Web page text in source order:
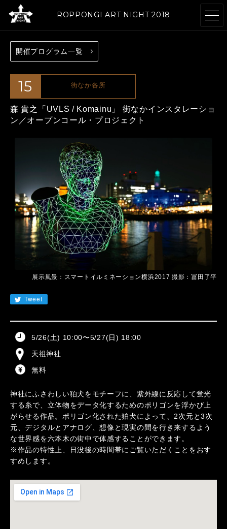
ROPPONGI ART NIGHT 2018
開催概要
プログラム
PROGRAMS
アーティスト
参加施設・
ギャラリー
GALLERIES
& FACILITIES
RESTAURANTS
& SHOPS
JA EN
CN
KR
開催プログラム一覧
15 街なか各所
森 貴之「UVLS / Komainu」
街なかインスタレーショ
ン／オープンコール・プロジェクト
展示風景：スマートイルミネーション横浜2017 撮影：冨田了平
Tweet
5/26(土) 10:00〜5/27(日) 18:00
天祖神社
無料
神社にふさわしい狛犬をモチーフに、紫外線に反応して蛍光
する糸で、立体物をデータ化するためのポリゴンを浮かび上
がらせる作品。ポリゴン化された狛犬によって、2次元と3次
元、デジタルとアナログ、想像と現実の間を行き来するよう
な世界感を六本木の街中で体感することができます。
※作品の特性上、日没後の時間帯にご覧いただくことをおす
すめします。